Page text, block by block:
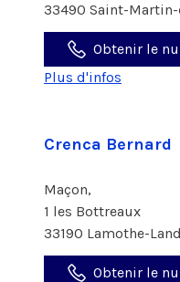
33490 Saint-Martin-
Obtenir le
Plus d'infos
Crenca Bernard
Maçon,
1 les Bottreaux
33190 Lamothe-
Obtenir le